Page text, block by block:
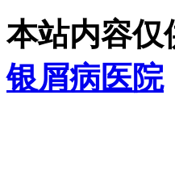
本站内容仅
银屑病医院